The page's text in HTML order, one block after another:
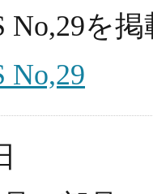
No,29を
No,29